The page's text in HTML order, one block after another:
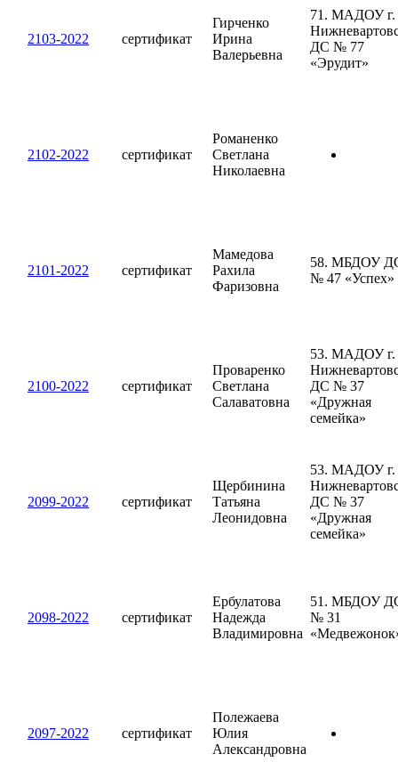
2103-2022 сертификат
Гирченко
Ирина
Валерьевна
71. МАДОУ г.
ДС № 77
«Эрудит»
2102-2022 сертификат
Романенко
Светлана
Николаевна
2101-2022 сертификат
Мамедова
Рахила
Фаризовна
58. МБДОУ
№ 47 «Успех»
2100-2022 сертификат
Проваренко
Светлана
Салаватовна
53. МАДОУ г.
ДС № 37
«Дружная
семейка»
2099-2022 сертификат
Щербинина
Татьяна
Леонидовна
53. МАДОУ г.
ДС № 37
«Дружная
семейка»
2098-2022 сертификат
Ербулатова
Надежда
Владимировна
51. МБДОУ
№ 31
2097-2022 сертификат
Полежаева
Юлия
Александровна